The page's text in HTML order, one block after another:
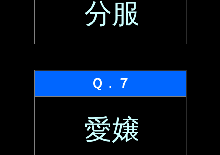
分服
Ｑ．７
愛嬢